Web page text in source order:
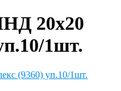
20х20
1шт.